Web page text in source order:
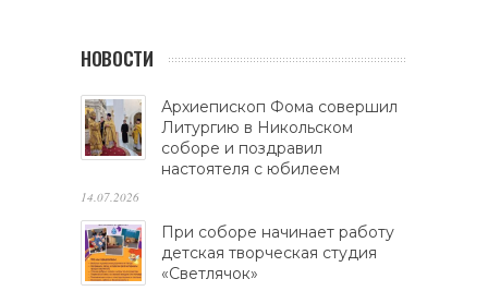
НОВОСТИ
Архиепископ Фома совершил
Литургию в Никольском
соборе и поздравил
настоятеля с юбилеем
14.07.2026
При соборе начинает работу
детская творческая студия
«Светлячок»